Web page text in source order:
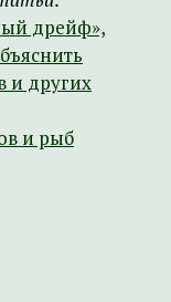
дрейф»,
и других
и рыб